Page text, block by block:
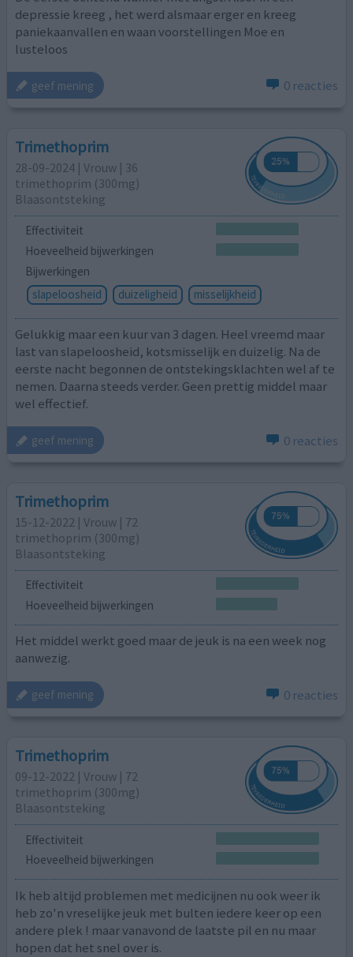
depressie kreeg , het werd alsmaar erger en kreeg
paniekaanvallen en waan voorstellingen Moe en
lusteloos
geef mening 0 reacties
Trimethoprim
28-09-2024 | Vrouw | 36
trimethoprim (300mg)
Blaasontsteking
Effectiviteit
Hoeveelheid bijwerkingen
Bijwerkingen
slapeloosheid
duizeligheid misselijkheid
Gelukkig maar een kuur van 3 dagen. Heel vreemd maar
last van slapeloosheid, kotsmisselijk en duizelig. Na de
eerste nacht begonnen de ontstekingsklachten wel af te
nemen. Daarna steeds verder. Geen prettig middel maar
wel effectief.
geef mening 0 reacties
Trimethoprim
15-12-2022 | Vrouw | 72
trimethoprim (300mg)
Blaasontsteking
Effectiviteit
Hoeveelheid bijwerkingen
Het middel werkt goed maar de jeuk is na een week nog
aanwezig.
geef mening 0 reacties
Trimethoprim
09-12-2022 | Vrouw | 72
trimethoprim (300mg)
Blaasontsteking
Effectiviteit
Hoeveelheid bijwerkingen
Ik heb altijd problemen met medicijnen nu ook weer ik
heb zo'n vreselijke jeuk met bulten iedere keer op een
andere plek ! maar vanavond de laatste pil en nu maar
hopen dat het snel over is.